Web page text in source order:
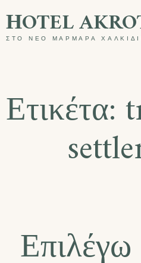
ΗOTEL
ΣΤΟ ΝΕΟ ΜΑΡΜΑΡΑ
Ετικέτα: